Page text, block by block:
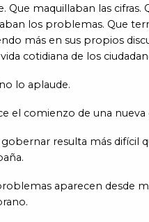
Que maquillaban las cifras.
los problemas. Que
más en sus propios
cotidiana de los
lo aplaude.
el comienzo de una nueva
resulta más difícil
aparecen desde